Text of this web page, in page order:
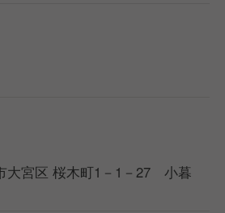
安心◎
集合研修を実施。配属店舗でも
べる体制を取っています。
ナーの座学や工場見学、接客ロ
が成長できる環境をご用意して
待ちしております！
大宮区 桜木町1－1－27 小暮